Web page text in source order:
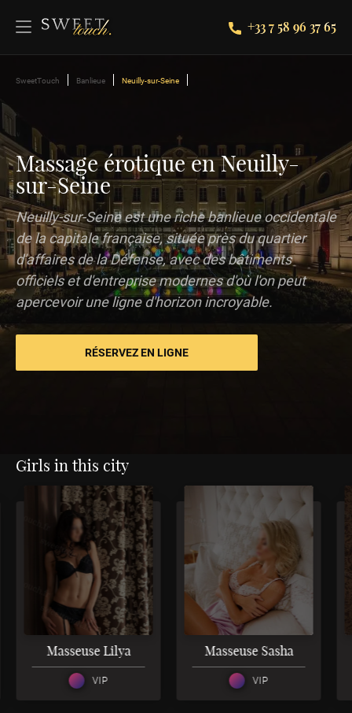
+33 7 58 96 37 65
SweetTouch Banlieue Neuilly-sur-Seine
Massage érotique en Neuilly-
sur-Seine
Neuilly-sur-Seine est une riche banlieue occidentale
de la capitale française, située près du quartier
d'affaires de la Défense, avec des bâtiments
officiels et d'entreprise modernes d'où l'on peut
apercevoir une ligne d'horizon incroyable.
RÉSERVEZ EN LIGNE
Girls in this city
3
Masseuse Lilya
VIP
Masseuse Sasha
VIP